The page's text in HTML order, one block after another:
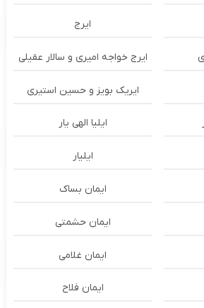
ایرج
ایرج خواجه امیری و سالار عقیلی
ایریک بویز و حسین استیری
ایلیا الهی یار
ایلیار
ایمان بساک
ایمان حشمتی
ایمان غلامی
ایمان فلاح